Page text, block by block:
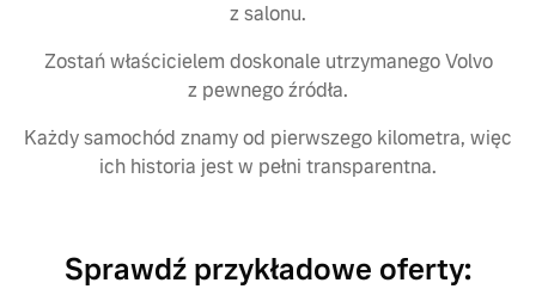
z salonu.
Zostań właścicielem doskonale utrzymanego Volvo
z pewnego źródła.
Każdy samochód znamy od pierwszego kilometra, więc
ich historia jest w pełni transparentna.
Sprawdź przykładowe oferty: